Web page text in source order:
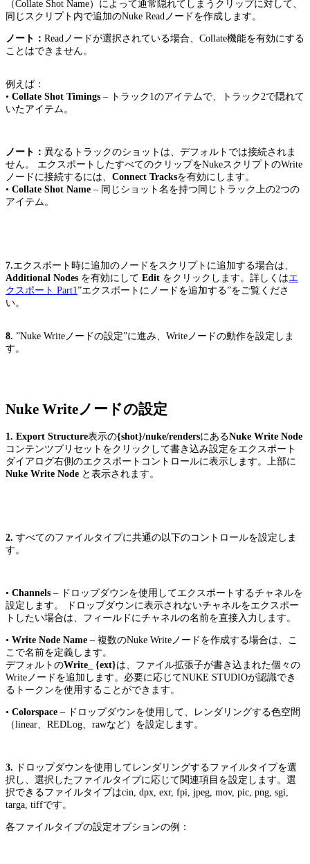
（Collate Shot Name）によって通常隠れてしまうクリップに対して、
同じスクリプト内で追加のNuke Readノードを作成します。
ノート： Readノードが選択されている場合、Collate機能を有効にする
ことはできません。
例えば：
• Collate Shot Timings – トラック1のアイテムで、トラック2で隠れて
いたアイテム。
ノート： 異なるトラックのショットは、デフォルトでは接続されま
せん。 エクスポートしたすべてのクリップをNukeスクリプトのWrite
ノードに接続するには、 Connect Tracksを有効にします。
• Collate Shot Name – 同じショット名を持つ同じトラック上の2つの
アイテム。
7.エクスポート時に追加のノードをスクリプトに追加する場合は、
Additional Nodes を有効にして Edit をクリックします。詳しくはエ
クスポート Part1”エクスポートにノードを追加する”をご覧くださ
い。
8. ”Nuke Writeノードの設定”に進み、Writeノードの動作を設定しま
す。
Nuke Writeノードの設定
1. Export Structure表示の{shot}/nuke/rendersにあるNuke Write Node
コンテンツプリセットをクリックして書き込み設定をエクスポート
ダイアログ右側のエクスポートコントロールに表示します。上部に
Nuke Write Node と表示されます。
2. すべてのファイルタイプに共通の以下のコントロールを設定しま
す。
• Channels – ドロップダウンを使用してエクスポートするチャネルを
設定します。 ドロップダウンに表示されないチャネルをエクスポー
トしたい場合は、フィールドにチャネルの名前を直接入力します。
• Write Node Name – 複数のNuke Writeノードを作成する場合は、こ
こで名前を定義します。
デフォルトのWrite_ {ext}は、ファイル拡張子が書き込まれた個々の
Writeノードを追加します。必要に応じてNUKE STUDIOが認識でき
るトークンを使用することができます。
• Colorspace – ドロップダウンを使用して、レンダリングする色空間
（linear、REDLog、rawなど）を設定します。
3. ドロップダウンを使用してレンダリングするファイルタイプを選
択し、選択したファイルタイプに応じて関連項目を設定します。選
択できるファイルタイプはcin, dpx, exr, fpi, jpeg, mov, pic, png, sgi,
targa, tiffです。
各ファイルタイプの設定オプションの例：